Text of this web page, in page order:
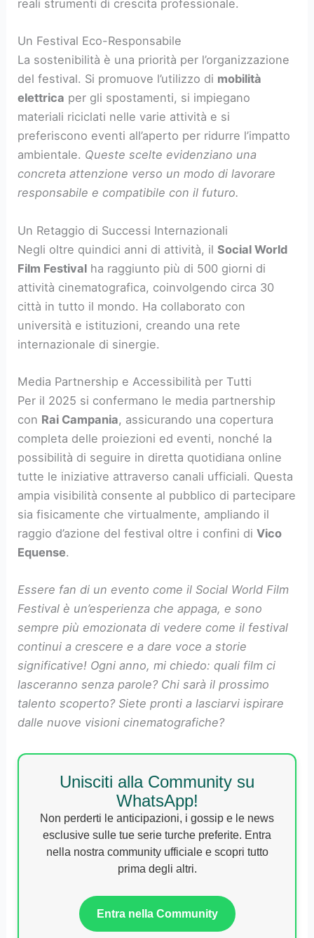
reali strumenti di crescita professionale.
Un Festival Eco-Responsabile
La sostenibilità è una priorità per l’organizzazione
del festival. Si promuove l’utilizzo di mobilità
elettrica per gli spostamenti, si impiegano
materiali riciclati nelle varie attività e si
preferiscono eventi all’aperto per ridurre l’impatto
ambientale. Queste scelte evidenziano una
concreta attenzione verso un modo di lavorare
responsabile e compatibile con il futuro.
Un Retaggio di Successi Internazionali
Negli oltre quindici anni di attività, ilSocial World
Film Festival ha raggiunto più di 500 giorni di
attività cinematografica, coinvolgendo circa 30
città in tutto il mondo. Ha collaborato con
università e istituzioni, creando una rete
internazionale di sinergie.
Media Partnership e Accessibilità per Tutti
Per il 2025 si confermano le media partnership
con Rai Campania, assicurando una copertura
completa delle proiezioni ed eventi, nonché la
possibilità di seguire in diretta quotidiana online
tutte le iniziative attraverso canali ufficiali. Questa
ampia visibilità consente al pubblico di partecipare
sia fisicamente che virtualmente, ampliando il
raggio d’azione del festival oltre i confini diVico
Equense.
Essere fan di un evento come il Social World Film
Festival è un’esperienza che appaga, e sono
sempre più emozionata di vedere come il festival
continui a crescere e a dare voce a storie
significative! Ogni anno, mi chiedo: quali film ci
lasceranno senza parole? Chi sarà il prossimo
talento scoperto? Siete pronti a lasciarvi ispirare
dalle nuove visioni cinematografiche?
Unisciti alla Community su
WhatsApp!
Non perderti le anticipazioni, i gossip e le news
esclusive sulle tue serie turche preferite. Entra
nella nostra community ufficiale e scopri tutto
prima degli altri.
Entra nella Community